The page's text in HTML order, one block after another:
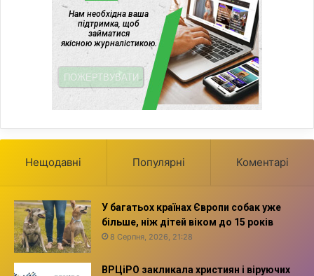
Нещодавні Популярні Коментарі
У багатьох країнах Європи собак уже
більше, ніж дітей віком до 15 років
8 Серпня, 2026, 21:28
ВРЦіРО закликала християн і віруючих